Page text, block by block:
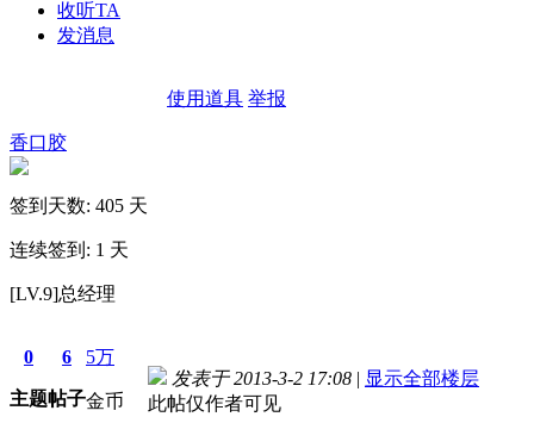
收听TA
发消息
使用道具 举报
香口胶
签到天数: 405 天
连续签到: 1 天
[LV.9]总经理
0
主题
6
帖子
5万
金币
发表于 2013-3-2 17:08 | 显示全部楼层
此帖仅作者可见